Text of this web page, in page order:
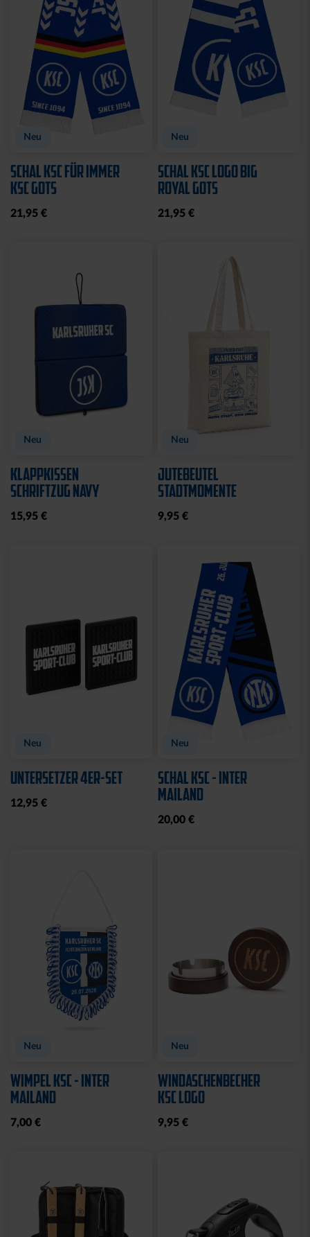
Neu
SCHAL KSC FÜR IMMER
KSC GOTS
21,95 €
Neu
SCHAL KSC LOGO BIG
ROYAL GOTS
21,95 €
Neu
KLAPPKISSEN
SCHRIFTZUG NAVY
15,95 €
Neu
JUTEBEUTEL
STADTMOMENTE
9,95 €
Neu
UNTERSETZER 4ER-SET
12,95 €
Neu
SCHAL KSC - INTER
MAILAND
20,00 €
Neu
WIMPEL KSC - INTER
MAILAND
7,00 €
Neu
WINDASCHENBECHER
KSC LOGO
9,95 €